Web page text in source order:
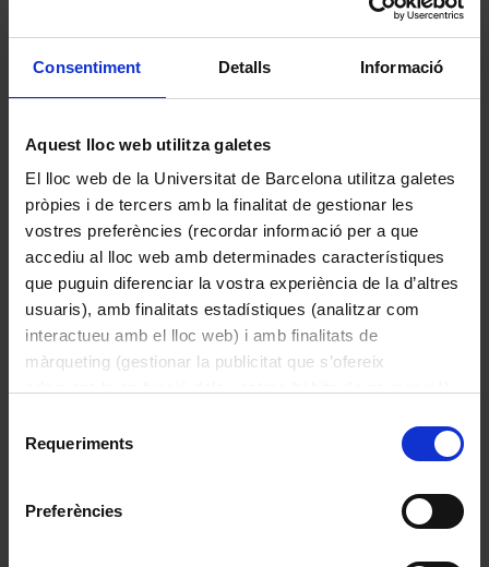
Consentiment Detalls Informació
Aquest lloc web utilitza galetes
El lloc web de la Universitat de Barcelona utilitza galetes
pròpies i de tercers amb la finalitat de gestionar les
vostres preferències (recordar informació per a que
accediu al lloc web amb determinades característiques
que puguin diferenciar la vostra experiència de la d’altres
usuaris), amb finalitats estadístiques (analitzar com
interactueu amb el lloc web) i amb finalitats de
màrqueting (gestionar la publicitat que s’ofereix
consultar laPolítica de galetes del lloc web de la
Requeriments
Preferències
Fanal de farmàcia